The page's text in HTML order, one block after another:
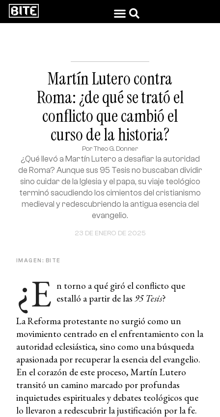
Martín Lutero contra
Roma: ¿de qué se trató el
conflicto que cambió el
curso de la historia?
PorTheo G. Donner
23 DE ENERO DE 2025
¿Qué llevó a Martín Lutero a desafiar la autoridad
de Roma? Aunque sus 95 Tesis no buscaban dividir
sino cuidar de la Iglesia y el papa, su viaje teológico
terminó sacudiendo los cimientos del cristianismo
medieval y redescubriendo la antigua esencia del
evangelio.
IMAGEN: BITE
¿E n torno a qué giró el conflicto que
estalló a partir de las 95 Tesis?
La Reforma protestante no surgió como un
movimiento centrado en el enfrentamiento con la
autoridad eclesiástica, sino como una búsqueda
apasionada por recuperar la esencia del evangelio.
En el corazón de este proceso, Martín Lutero
transitó un camino marcado por profundas
inquietudes espirituales y debates teológicos que
lo llevaron a redescubrir la justificación por la fe.